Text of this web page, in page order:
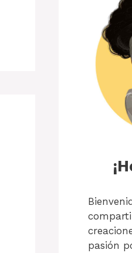
pasión